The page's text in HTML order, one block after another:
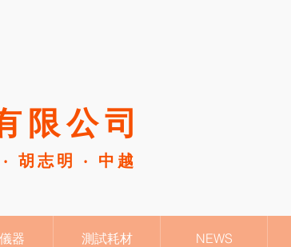
限公司​
胡志明 ‧ 中越
器 測試耗材 NEWS